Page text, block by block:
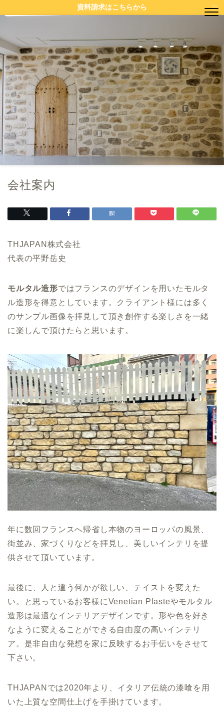
資料請求はこちらから
会社案内
THJAPAN株式会社
代表の平野岳史
モルタル造形ではフランスのデザインを用いたモルタ
ル造形を得意としています。クライアント様には多く
のサンプル画像を拝見して頂き創作する楽しさを一緒
に楽しんで頂けたらと思います。
年に数回フランスへ帰省し本物のヨーロッパの風景、
街並み、家づくりなどを拝見し、美しいインテリを提
供させて頂いています。
最後に、人と違う何かが欲しい、テイストを変えた
い。と思っているお客様にVenetian Plasteやモルタル
造形は最適なインテリアデザインです。形や色を好き
なように変えることができる自由度の高いインテリ
ア。是非自由な発想を家に反映するお手伝いをさせて
下さい。
THJAPANでは2020年より、イタリア伝統の漆喰を用
いた上質な空間仕上げを手掛けています。